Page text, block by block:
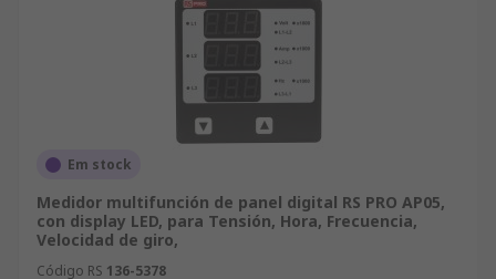
Em stock
Medidor multifunción de panel digital RS PRO AP05,
con display LED, para Tensión, Hora, Frecuencia,
Velocidad de giro,
Código RS 136-5378